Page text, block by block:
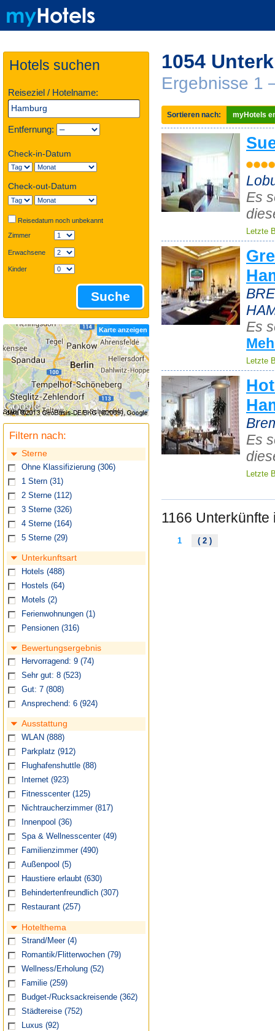
Hotels suchen
Reiseziel / Hotelname:
Entfernung:
Check-in-Datum
Check-out-Datum
Reisedatum noch unbekannt
Zimmer
Erwachsene
Kinder
Suche
Karte anzeigen
Filtern nach:
Sterne
Ohne Klassifizierung (306)
1 Stern (31)
2 Sterne (112)
3 Sterne (326)
4 Sterne (164)
5 Sterne (29)
Unterkunftsart
Hotels (488)
Hostels (64)
Motels (2)
Ferienwohnungen (1)
Pensionen (316)
Bewertungsergebnis
Hervorragend: 9 (74)
Sehr gut: 8 (523)
Gut: 7 (808)
Ansprechend: 6 (924)
Ausstattung
WLAN (888)
Parkplatz (912)
Flughafenshuttle (88)
Internet (923)
Fitnesscenter (125)
Nichtraucherzimmer (817)
Innenpool (36)
Spa & Wellnesscenter (49)
Familienzimmer (490)
Außenpool (5)
Haustiere erlaubt (630)
Behindertenfreundlich (307)
Restaurant (257)
Hotelthema
Strand/Meer (4)
Romantik/Flitterwochen (79)
Wellness/Erholung (52)
Familie (259)
Budget-/Rucksackreisende (362)
Städtereise (752)
Luxus (92)
1054
Ergebnisse 1
Sortieren nach: myHotels
Es
Letzte
Es
Letzte
Es
Letzte
1166
1 ( 2 )